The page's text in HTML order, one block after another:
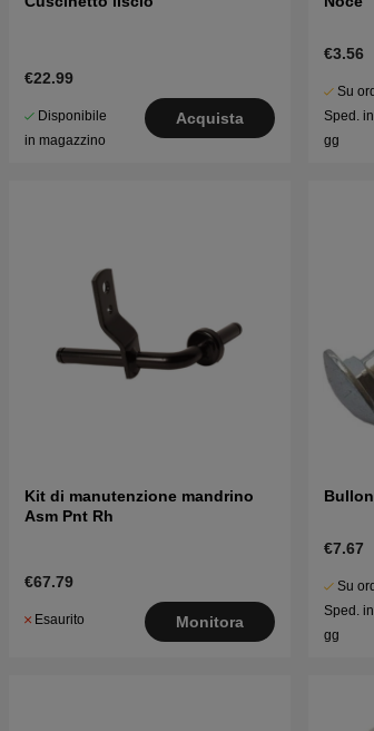
€22.99
Disponibile
in magazzino
Acquista
€3.56
Su
Sped.
gg
Kit di manutenzione mandrino
Asm Pnt Rh
€67.79
Esaurito Monitora
€7.67
Su
Sped.
gg